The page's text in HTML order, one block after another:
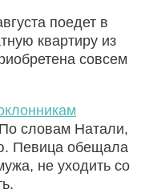
поедет в
квартиру из
совсем
словам Натали,
Певица обещала
не уходить со